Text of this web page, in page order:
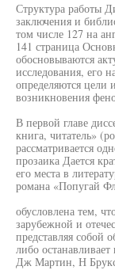
Структура работы
заключения и
том числе 127 на
141 страница
обосновываются
исследования, его
определяются цели
возникновения
В первой главе
книга, читатель»
рассматривается
прозаика Дается
его места в
романа «Попугай
обусловлена тем,
зарубежной и
представляя собой
либо
Дж Мартин, Н